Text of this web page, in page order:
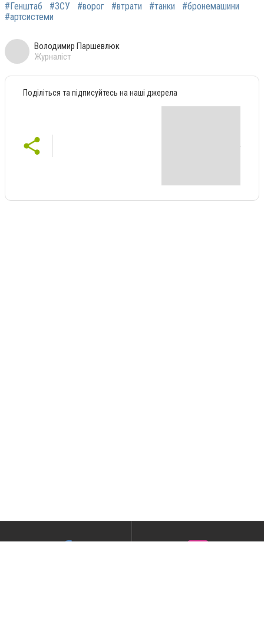
#Генштаб #ЗСУ #ворог #втрати #танки
#бронемашини
#артсистеми
Володимир Паршевлюк
Журналіст
Поділіться та підписуйтесь на наші джерела